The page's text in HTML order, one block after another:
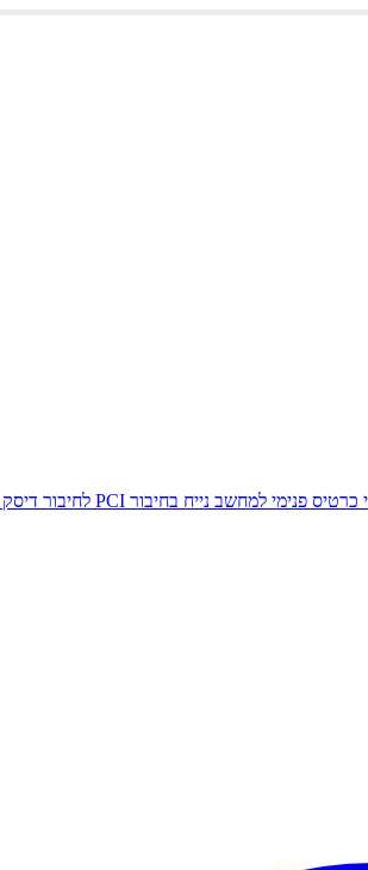
כרטיס פנימי למחשב נייח בחיבור PCI לחיבור דיסק SATA פנימי וחיצוני